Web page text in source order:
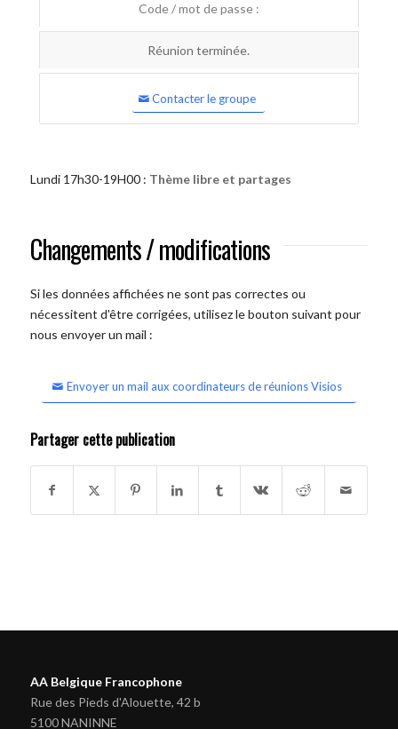
Code / mot de passe :
Réunion terminée.
Contacter le groupe
Lundi 17h30-19H00 : Thème libre et partages
Changements / modifications
Si les données affichées ne sont pas correctes ou
nécessitent d'être corrigées, utilisez le bouton suivant pour
nous envoyer un mail :
Envoyer un mail aux coordinateurs de réunions Visios
Partager cette publication
AA Belgique Francophone
Rue des Pieds d'Alouette, 42 b
5100 NANINNE